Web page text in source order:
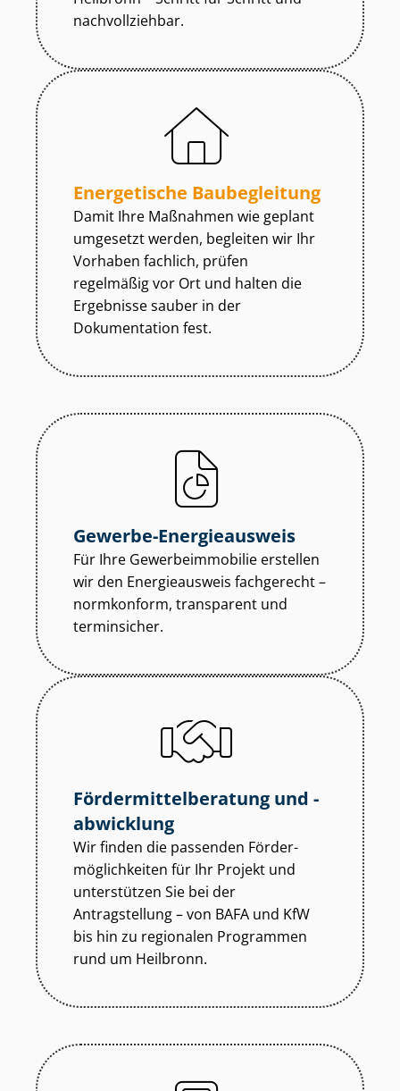
nachvollziehbar.
Energetische Baubegleitung
Damit Ihre Maßnahmen wie geplant
umgesetzt werden, begleiten wir Ihr
Vorhaben fachlich, prüfen
regelmäßig vor Ort und halten die
Ergebnisse sauber in der
Dokumentation fest.
Gewerbe-Energieausweis
Für Ihre Ge­wer­be­im­mo­bi­lie erstellen
wir den Energieausweis fachgerecht –
normkonform, transparent und
terminsicher.
För­der­mit­tel­be­ra­tung und -
abwicklung
Wir finden die passenden För­der­
mög­lich­kei­ten für Ihr Projekt und
unterstützen Sie bei der
Antragstellung – von BAFA und KfW
bis hin zu regionalen Programmen
rund um Heilbronn.